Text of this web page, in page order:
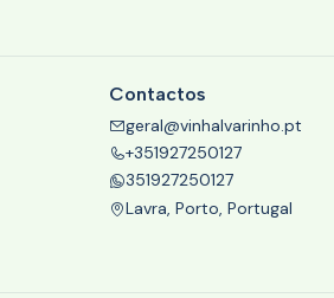
Contactos
geral@vinhalvarinho.pt
+351927250127
351927250127
Lavra, Porto, Portugal